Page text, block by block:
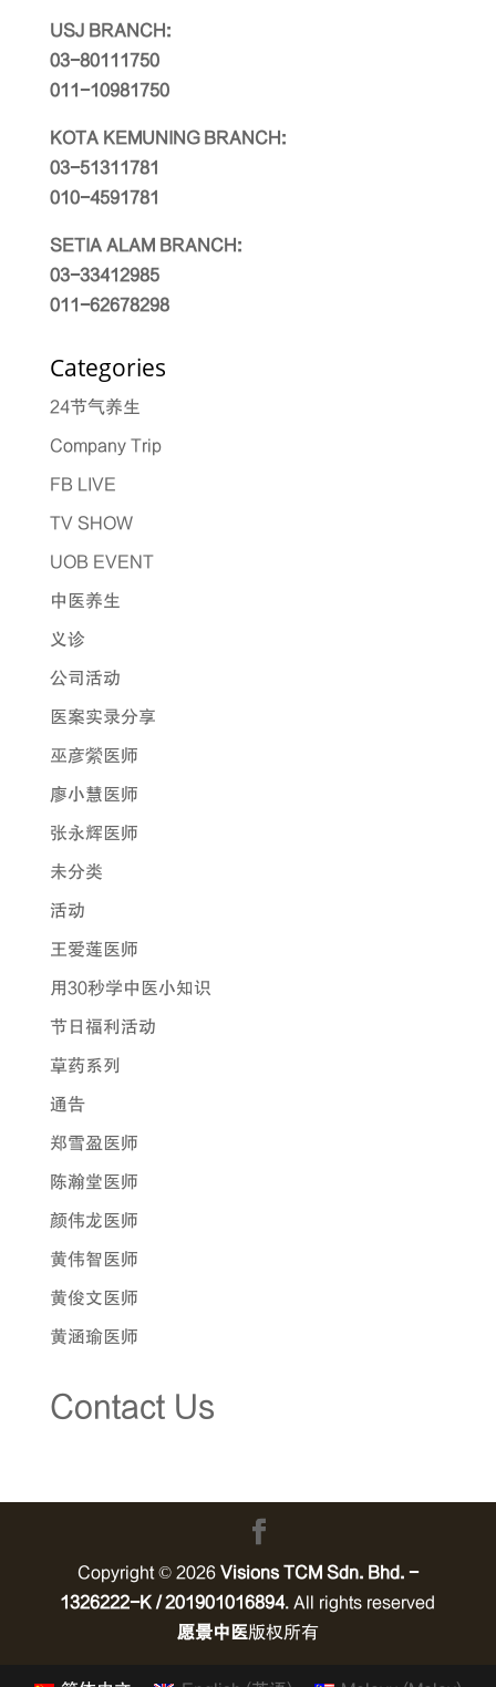
USJ BRANCH:
03-80111750
011-10981750
KOTA KEMUNING BRANCH:
03-51311781
010-4591781
SETIA ALAM BRANCH:
03-33412985
011-62678298
Categories
24节气养生
Company Trip
FB LIVE
TV SHOW
UOB EVENT
中医养生
义诊
公司活动
医案实录分享
巫彦縈医师
廖小慧医师
张永辉医师
未分类
活动
王爱莲医师
用30秒学中医小知识
节日福利活动
草药系列
通告
郑雪盈医师
陈瀚堂医师
颜伟龙医师
黄伟智医师
黄俊文医师
黄涵瑜医师
Contact Us
Copyright © 2026 Visions TCM Sdn. Bhd. -
1326222-K / 201901016894. All rights reserved
愿景中医版权所有